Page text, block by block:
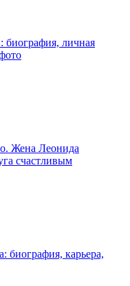
биография, личная
Жена Леонида
счастливым
биография, карьера,